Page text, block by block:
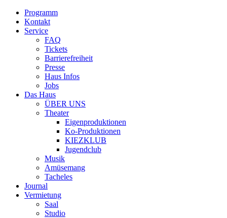
Programm
Kontakt
Service
FAQ
Tickets
Barrierefreiheit
Presse
Haus Infos
Jobs
Das Haus
ÜBER UNS
Theater
Eigenproduktionen
Ko-Produktionen
KIEZKLUB
Jugendclub
Musik
Amüsemang
Tacheles
Journal
Vermietung
Saal
Studio